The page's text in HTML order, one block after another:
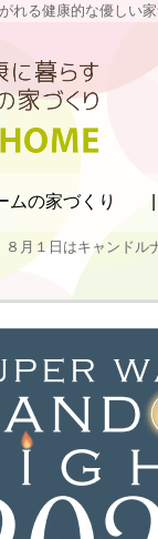
れる健康的な優しい
ムの家づくり
８月１日はキャンド